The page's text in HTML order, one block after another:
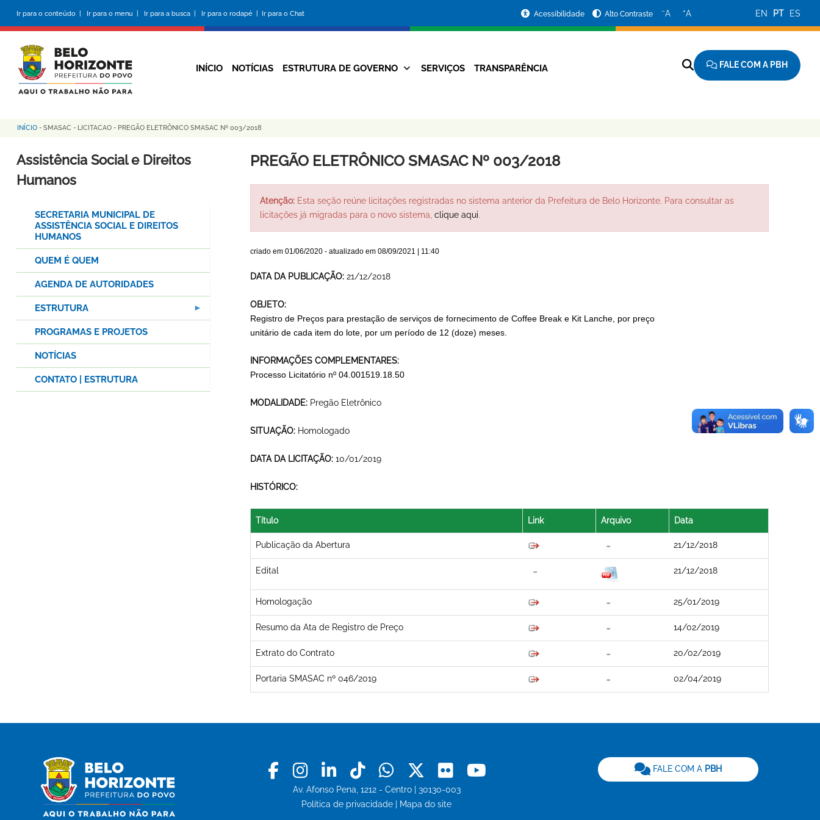
conteúdo
principal
Ir para o conteúdo | Ir para o menu | Ir para a busca | Ir para o rodapé | Ir para o Chat
da
Prefeitura
Acessibilidade Alto Contraste −A +A EN PT ES
Navegação
INÍCIO NOTÍCIAS ESTRUTURA DE GOVERNO SERVIÇOS TRANSPARÊNCIA FALE COM A PBH
Trilha
de
navegação
INÍCIO - SMASAC - LICITACAO - PREGÃO ELETRÔNICO SMASAC Nº 003/2018
PREGÃO ELETRÔNICO SMASAC Nº 003/2018
Atenção:Esta seção reúne licitações registradas no sistema anterior da Prefeitura de Belo Horizonte. Para consultar as
licitações já migradas para o novo sistema, clique aqui.
criado em 01/06/2020- atualizado em 08/09/2021 | 11:40
DATA DA PUBLICAÇÃO: 21/12/2018
OBJETO:
Registro de Preços para prestação de serviços de fornecimento de Coffee Break e Kit Lanche, por preço
unitário de cada item do lote, por um período de 12 (doze) meses.
INFORMAÇÕES COMPLEMENTARES:
Processo Licitatório nº 04.001519.18.50
MODALIDADE: Pregão Eletrônico
SITUAÇÃO: Homologado
DATA DA LICITAÇÃO: 10/01/2019
HISTÓRICO:
Título Link Arquivo Data
Publicação da Abertura 21/12/2018
Edital 21/12/2018
Homologação 25/01/2019
Resumo da Ata de Registro de Preço 14/02/2019
Extrato do Contrato 20/02/2019
Portaria SMASAC nº 046/2019 02/04/2019
Assistência Social e Direitos
Humanos
SECRETARIA MUNICIPAL DE
ASSISTÊNCIA SOCIAL E DIREITOS
HUMANOS
QUEM É QUEM
AGENDA DE AUTORIDADES
ESTRUTURA
PROGRAMAS E PROJETOS
NOTÍCIAS
CONTATO | ESTRUTURA
Facebook
Instagram
LinkedinTiktokWhatsapp
X Flickr
Av. Afonso Pena, 1212 - Centro | 30130-003
Política de privacidade
Mapa do site
FALE COM A PBH